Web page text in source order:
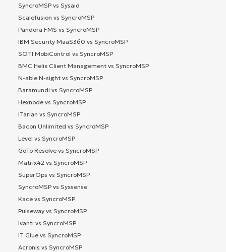
SyncroMSP vs Sysaid
Scalefusion vs SyncroMSP
Pandora FMS vs SyncroMSP
IBM Security MaaS360 vs SyncroMSP
SOTI MobiControl vs SyncroMSP
BMC Helix Client Management vs SyncroMSP
N-able N-sight vs SyncroMSP
Baramundi vs SyncroMSP
Hexnode vs SyncroMSP
ITarian vs SyncroMSP
Bacon Unlimited vs SyncroMSP
Level vs SyncroMSP
GoTo Resolve vs SyncroMSP
Matrix42 vs SyncroMSP
SuperOps vs SyncroMSP
SyncroMSP vs Syxsense
Kace vs SyncroMSP
Pulseway vs SyncroMSP
Ivanti vs SyncroMSP
IT Glue vs SyncroMSP
Acronis vs SyncroMSP